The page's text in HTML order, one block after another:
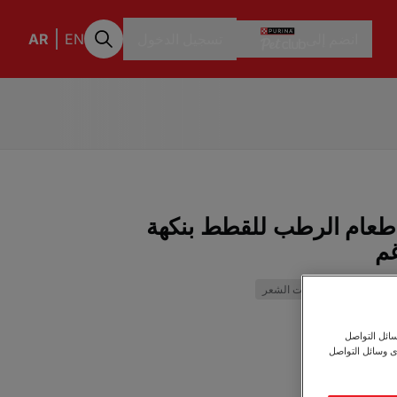
EN
AR
طعام الرطب للقطط بنكهة
التحكم في كرات الشعر
التواصل
وسائل التواصل